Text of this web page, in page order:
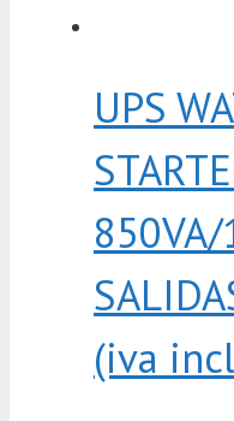
UPS
850VA/
(iva